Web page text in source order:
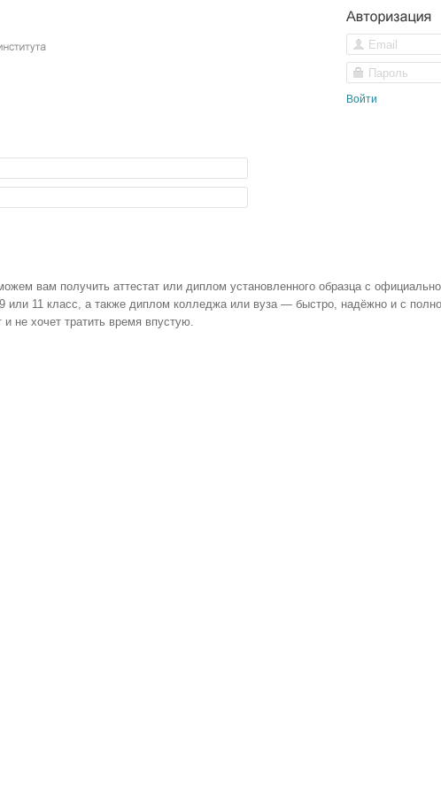
Войти
вам получить аттестат или диплом установленного образца с
или 11 класс, а также диплом колледжа или вуза — быстро, надёжно и с
не хочет тратить время впустую.